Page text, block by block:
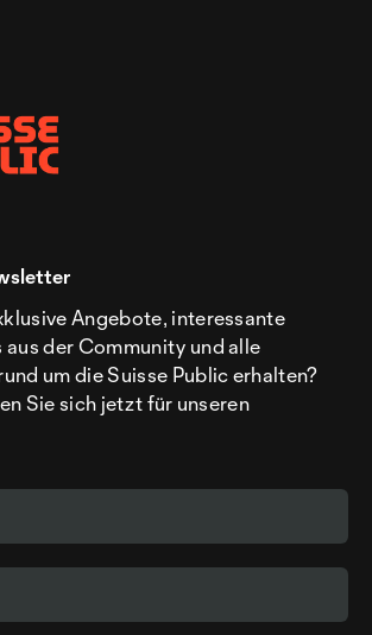
Angebote, interessante
der Community und alle
um die Suisse Public erhalten?
Sie sich jetzt für unseren